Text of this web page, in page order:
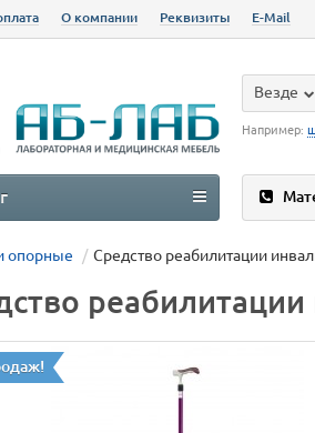
О компании Реквизиты E-Mail
Везде
Например:
опорные Средство реабилитации